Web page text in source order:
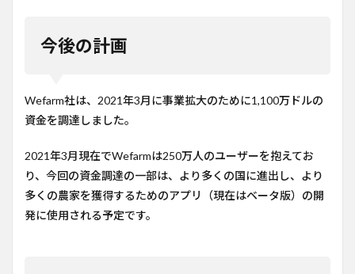
今後の計画
Wefarm社は、2021年3月に事業拡大のために1,100万ドルの
資金を調達しました。
2021年3月現在でWefarmは250万人のユーザーを抱えてお
り、今回の資金調達の一部は、より多くの国に進出し、より
多くの農家を獲得するためのアプリ（現在はベータ版）の開
発に使用される予定です。